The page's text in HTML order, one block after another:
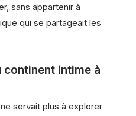
sans appartenir à
qui se partageait les
continent intime à
servait plus à explorer